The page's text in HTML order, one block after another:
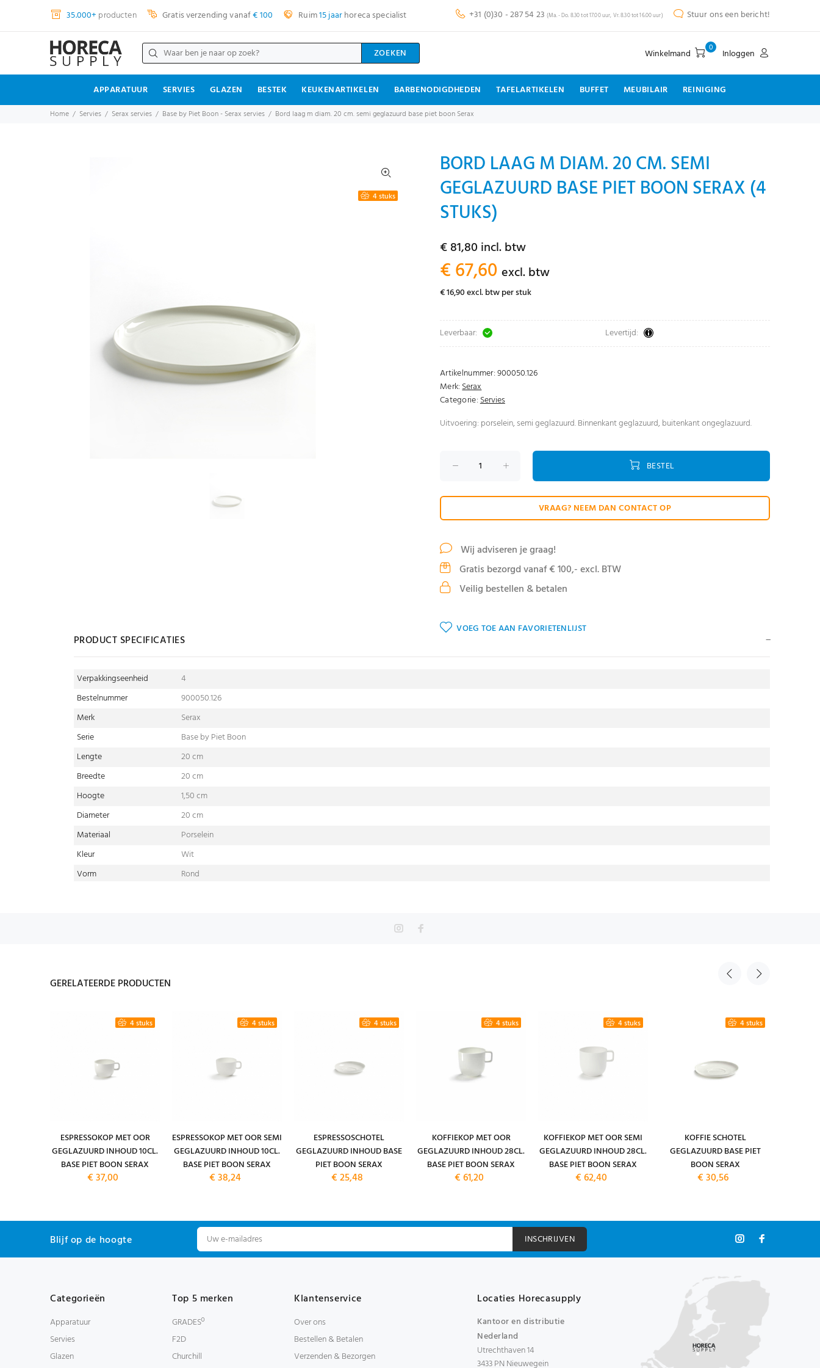
35.000+ producten Gratis verzending vanaf€ 100 Ruim15 jaarhoreca specialist +31 (0)30 - 287 54 23 (Ma. - Do. 8.30 tot 17.00 uur, Vr. 8.30 tot 16.00 uur) Stuur ons een bericht!
ZOEKEN Winkelmand 0 Inloggen
APPARATUUR SERVIES GLAZEN BESTEK KEUKENARTIKELEN BARBENODIGDHEDEN TAFELARTIKELEN BUFFET MEUBILAIR REINIGING
Home Servies Serax servies Base by Piet Boon - Serax servies Bord laag m diam. 20 cm. semi geglazuurd base piet boon Serax
4 stuks
BORD LAAG M DIAM. 20 CM. SEMI
GEGLAZUURD BASE PIET BOON SERAX (4
STUKS)
€ 81,80 incl. btw
€ 67,60 excl. btw
€ 16,90 excl. btw per stuk
Leverbaar: Levertijd:
Artikelnummer:900050.126
Merk:Serax
Categorie:Servies
Uitvoering: porselein, semi geglazuurd. Binnenkant geglazuurd, buitenkant ongeglazuurd.
BESTEL
VRAAG? NEEM DAN CONTACT OP
Wij adviseren je graag!
Gratis bezorgd vanaf € 100,- excl. BTW
Veilig bestellen & betalen
VOEG TOE AAN FAVORIETENLIJST
PRODUCT SPECIFICATIES
Verpakkingseenheid
4
Bestelnummer
900050.126
Merk
Serax
Serie
Base by Piet Boon
Lengte
20 cm
Breedte
20 cm
Hoogte
1,50 cm
Diameter
20 cm
Materiaal
Porselein
Kleur
Wit
Vorm
Rond
GERELATEERDE PRODUCTEN
4 stuks
ESPRESSOKOP MET OOR
GEGLAZUURD INHOUD 10CL.
BASE PIET BOON SERAX
€ 37,00
4 stuks
ESPRESSOKOP MET OOR SEMI
GEGLAZUURD INHOUD 10CL.
BASE PIET BOON SERAX
€ 38,24
4 stuks
ESPRESSOSCHOTEL
GEGLAZUURD INHOUD BASE
PIET BOON SERAX
€ 25,48
4 stuks
KOFFIEKOP MET OOR
GEGLAZUURD INHOUD 28CL.
BASE PIET BOON SERAX
€ 61,20
4 stuks
KOFFIEKOP MET OOR SEMI
GEGLAZUURD INHOUD 28CL.
BASE PIET BOON SERAX
€ 62,40
4 stuks
KOFFIE SCHOTEL
GEGLAZUURD BASE PIET
BOON SERAX
€ 30,56
Blijf op de hoogte INSCHRIJVEN
Categorieën
Apparatuur
Servies
Glazen
Top 5 merken
GRADESº
F2D
Churchill
Klantenservice
Over ons
Bestellen & Betalen
Verzenden & Bezorgen
Locaties Horecasupply
Kantoor en distributie
Nederland
Utrechthaven 14
3433 PN Nieuwegein